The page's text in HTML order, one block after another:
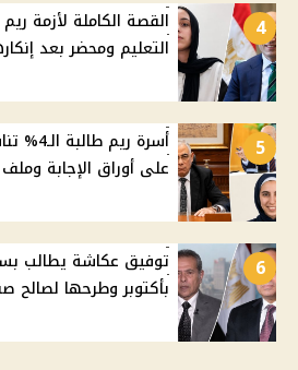
4
التعليم ومحضر بعد
5
أسرة
على أوراق الإجابة
6
بأكتوبر وطرحها لصالح